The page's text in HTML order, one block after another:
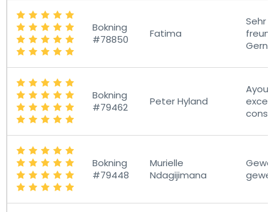
Bokning
#78850
Fatima
Sehr
Bokning
#79462
Peter Hyland
Bokning
#79448
Murielle
Ndagijimana